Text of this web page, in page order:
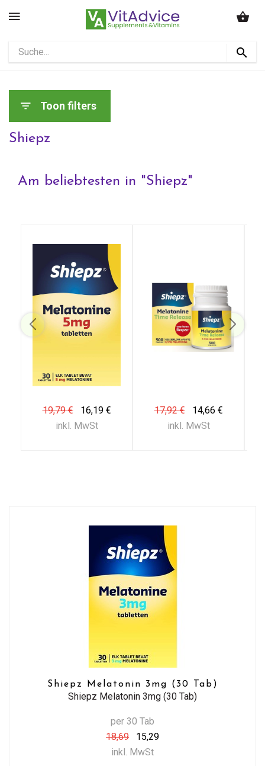
Toon filters
Shiepz
Am beliebtesten in "Shiepz"
19,79 €
16,19 €
inkl. MwSt
17,92 €
14,66 €
inkl. MwSt
Shiepz Melatonin 3mg (30 Tab)
Shiepz Melatonin 3mg (30 Tab)
per 30 Tab
18,69
15,29
inkl. MwSt